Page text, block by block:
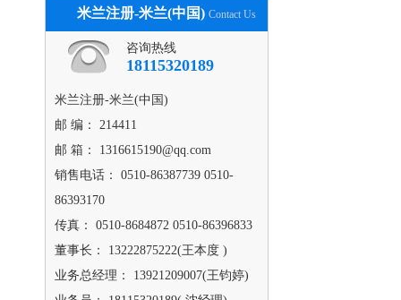
米兰注册-米兰(中国) Contact Us
咨询热线
18115320189
米兰注册-米兰(中国)
邮 编： 214411
邮 箱： 1316615190@qq.com
销售电话： 0510-86387739 0510-
86393170
传真： 0510-8684872 0510-86396833
董事长： 13222875222(王本度 )
业务总经理： 13921209007(王钧婷)